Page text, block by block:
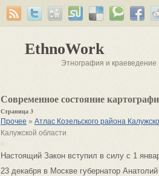
EthnoWork
Этнография и краеведение
Современное состояние
Страница 3
Прочее » Атлас Козельского района
Калужской области
Настоящий Закон вступил в силу с 1
23 декабря в Москве губернатор